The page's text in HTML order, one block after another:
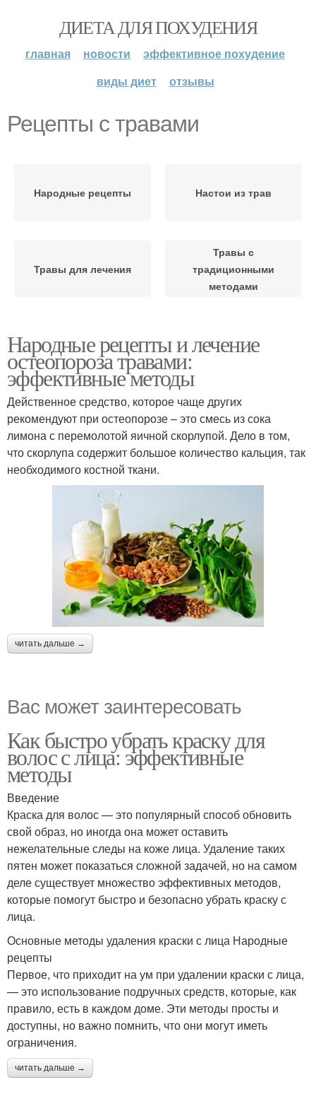
ДИЕТА ДЛЯ ПОХУДЕНИЯ
главная новости
эффективное похудение
виды диет
отзывы
Рецепты с травами
Народные рецепты Настои из трав
Травы для лечения
Травы с
традиционными
методами
Народные рецепты и лечение
остеопороза травами:
эффективные методы
Действенное средство, которое чаще других
рекомендуют при остеопорозе – это смесь из сока
лимона с перемолотой яичной скорлупой. Дело в том,
что скорлупа содержит большое количество кальция, так
необходимого костной ткани.
читать дальше →
Вас может заинтересовать
Как быстро убрать краску для
волос с лица: эффективные
методы
Введение
Краска для волос — это популярный способ обновить
свой образ, но иногда она может оставить
нежелательные следы на коже лица. Удаление таких
пятен может показаться сложной задачей, но на самом
деле существует множество эффективных методов,
которые помогут быстро и безопасно убрать краску с
лица.
Основные методы удаления краски с лица Народные
рецепты
Первое, что приходит на ум при удалении краски с лица,
— это использование подручных средств, которые, как
правило, есть в каждом доме. Эти методы просты и
доступны, но важно помнить, что они могут иметь
ограничения.
читать дальше →